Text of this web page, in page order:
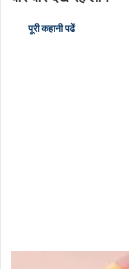
पूरी कहानी पढें